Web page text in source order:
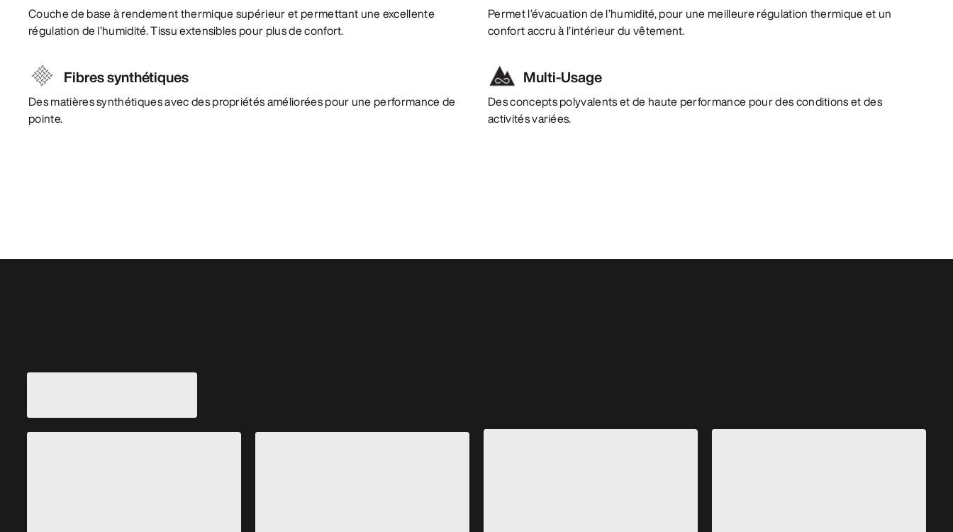
Couche de base à rendement thermique supérieur et permettant une excellente
régulation de l’humidité. Tissu extensibles pour plus de confort.
Permet l’évacuation de l’humidité, pour une meilleure régulation thermique et un
confort accru à l’intérieur du vêtement.
Fibres synthétiques
Des matières synthétiques avec des propriétés améliorées pour une performance de
pointe.
Multi-Usage
Des concepts polyvalents et de haute performance pour des conditions et des
activités variées.